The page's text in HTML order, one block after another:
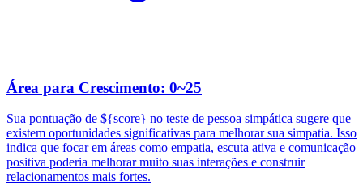
Área para Crescimento: 0~25
Sua pontuação de ${score} no teste de pessoa simpática sugere que
existem oportunidades significativas para melhorar sua simpatia. Isso
indica que focar em áreas como empatia, escuta ativa e comunicação
positiva poderia melhorar muito suas interações e construir
relacionamentos mais fortes.